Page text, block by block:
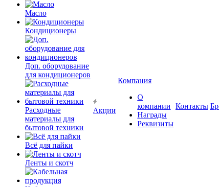
Масло
Кондиционеры
Доп. оборудование
для кондиционеров
Расходные
материалы для
бытовой техники
Всё для пайки
Ленты и скотч
Акции
Компания
О
компании
Награды
Реквизиты
Контакты